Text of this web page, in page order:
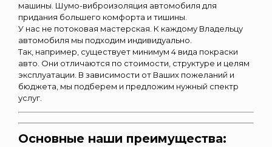
машины. Шумо-виброизоляция автомобиля для
придания большего комфорта и тишины.
У нас не потоковая мастерская. К каждому Владельцу
автомобиля мы подходим индивидуально.
Так, например, существует минимум 4 вида покраски
авто. Они отличаются по стоимости, структуре и целям
эксплуатации. В зависимости от Ваших пожеланий и
бюджета, мы подберем и предложим нужный спектр
услуг.
Основные наши преимущества: